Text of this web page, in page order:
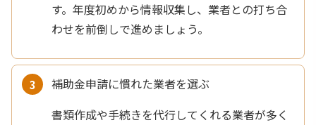
す。年度初めから情報収集し、業者との打ち合
わせを前倒しで進めましょう。
補助金申請に慣れた業者を選ぶ
書類作成や手続きを代行してくれる業者が多く